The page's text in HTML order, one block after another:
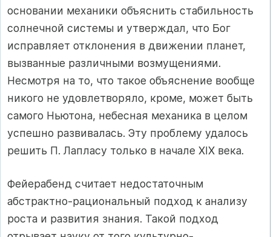
основании механики объяснить стабильность
солнечной системы и утверждал, что Бог
исправляет отклонения в движении планет,
вызванные различными возмущениями.
Несмотря на то, что такое объяснение вообще
никого не удовлетворяло, кроме, может быть
самого Ньютона, небесная механика в целом
успешно развивалась. Эту проблему удалось
решить П. Лапласу только в начале ХIХ века.
Фейерабенд считает недостаточным
абстрактно-рациональный подход к анализу
роста и развития знания. Такой подход